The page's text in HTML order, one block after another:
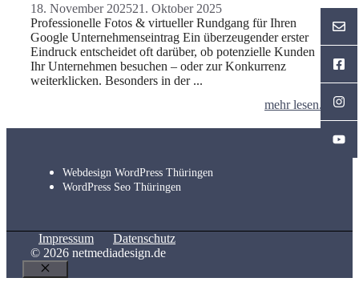
18. November 202521. Oktober 2025
Professionelle Fotos & virtueller Rundgang für Ihren
Google Unternehmenseintrag Ein überzeugender erster
Eindruck entscheidet oft darüber, ob potenzielle Kunden
Ihr Unternehmen besuchen – oder zur Konkurrenz
weiterklicken. Besonders in der ...
mehr lesen...
Webdesign WordPress Thüringen
WordPress Seo Thüringen
Impressum
Datenschutz
© 2026 netmediadesign.de
Schließen